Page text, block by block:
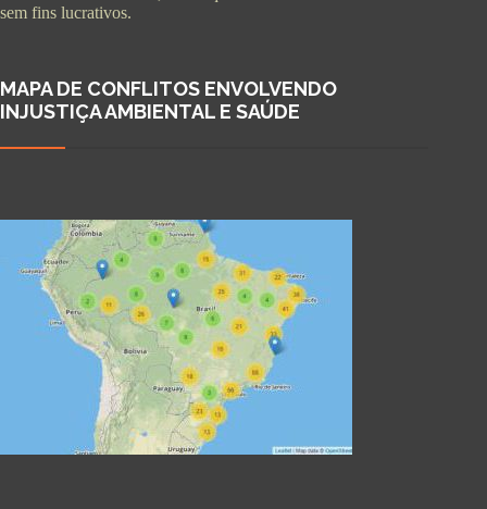
sem fins lucrativos.
MAPA DE CONFLITOS ENVOLVENDO
INJUSTIÇA AMBIENTAL E SAÚDE